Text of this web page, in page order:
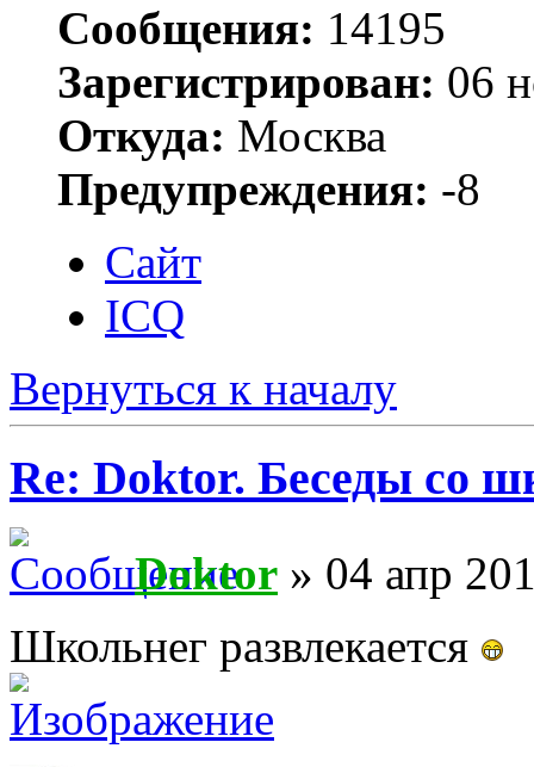
Сообщения: 14195
Зарегистрирован: 06
Откуда: Москва
Предупреждения: -8
Сайт
ICQ
Вернуться к началу
Re: Doktor. Беседы со
Doktor » 04 апр
Школьнег развлекается